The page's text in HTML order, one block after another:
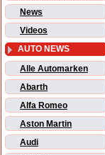
News
Videos
AUTO NEWS
Alle Automarken
Abarth
Alfa Romeo
Aston Martin
Audi